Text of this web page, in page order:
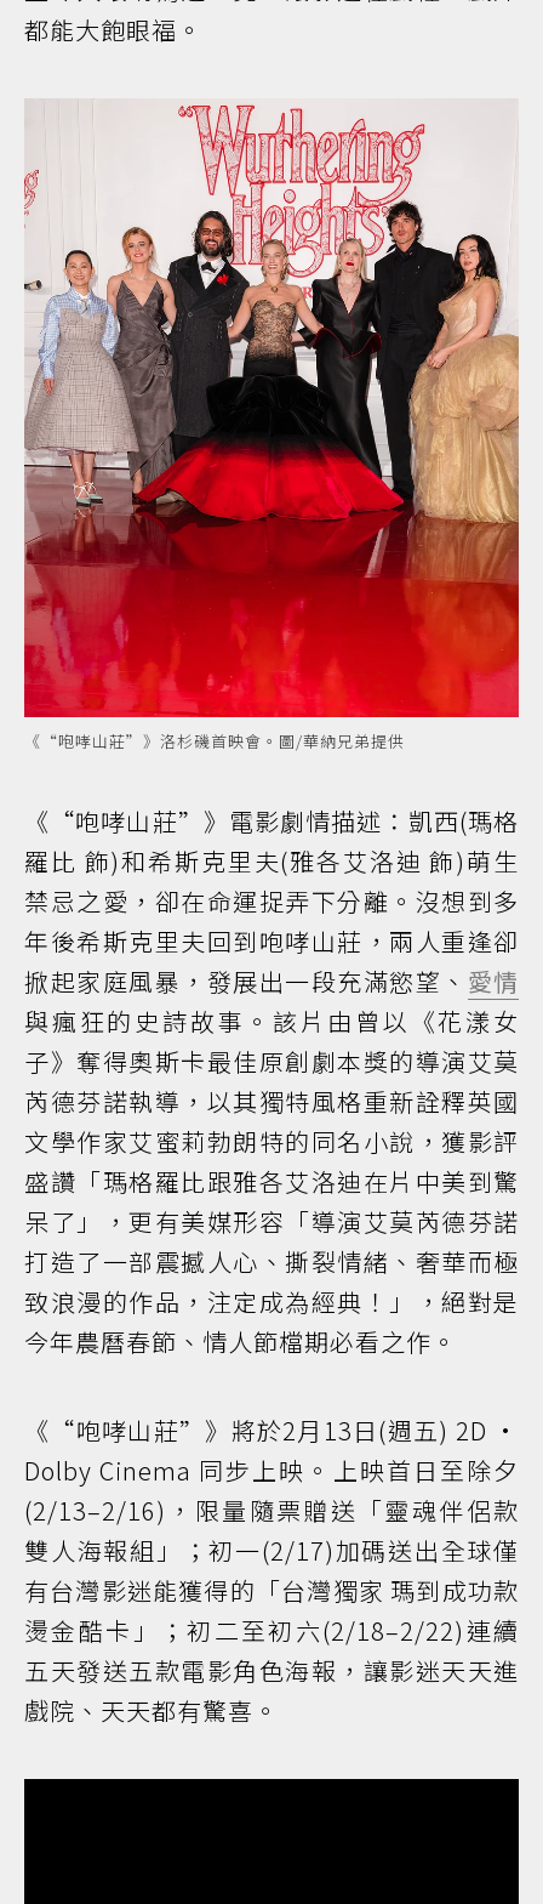
都能大飽眼福。
《“咆哮山莊”》洛杉磯首映會。圖/華納兄弟提供
《“咆哮山莊”》電影劇情描述：凱西(瑪格
羅比 飾)和希斯克里夫(雅各艾洛迪 飾)萌生
禁忌之愛，卻在命運捉弄下分離。沒想到多
年後希斯克里夫回到咆哮山莊，兩人重逢卻
掀起家庭風暴，發展出一段充滿慾望、 愛情
與瘋狂的史詩故事。該片由曾以《花漾女
子》奪得奧斯卡最佳原創劇本獎的導演艾莫
芮德芬諾執導，以其獨特風格重新詮釋英國
文學作家艾蜜莉勃朗特的同名小說，獲影評
盛讚「瑪格羅比跟雅各艾洛迪在片中美到驚
呆了」，更有美媒形容「導演艾莫芮德芬諾
打造了一部震撼人心、撕裂情緒、奢華而極
致浪漫的作品，注定成為經典！」，絕對是
今年農曆春節、情人節檔期必看之作。
《“咆哮山莊”》將於2月13日(週五) 2D ·
Dolby Cinema 同步上映。上映首日至除夕
(2/13–2/16)，限量隨票贈送「靈魂伴侶款
雙人海報組」；初一(2/17)加碼送出全球僅
有台灣影迷能獲得的「台灣獨家 瑪到成功款
燙金酷卡」；初二至初六(2/18–2/22)連續
五天發送五款電影角色海報，讓影迷天天進
戲院、天天都有驚喜。